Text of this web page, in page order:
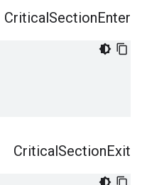
CriticalSectionEnter
CriticalSectionExit